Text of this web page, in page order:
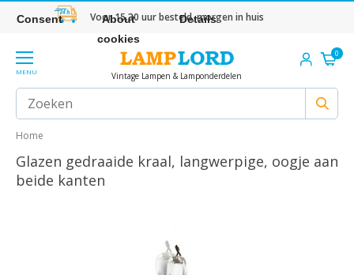
Voor 15.30 uur besteld, morgen in huis
MENU Vintage Lampen & Lamponderdelen
0
Home
Glazen gedraaide kraal, langwerpige, oogje aan
beide kanten
Consent
About
cookies
Details